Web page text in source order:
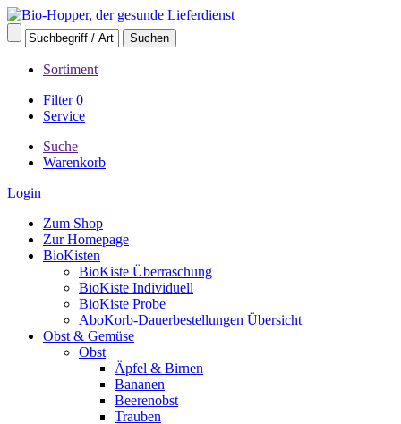
Sortiment
Filter0
Service
Suche
Warenkorb
Login
Zum Shop
Zur Homepage
BioKisten
BioKiste Überraschung
BioKiste Individuell
BioKiste Probe
AboKorb-Dauerbestellungen Übersicht
Obst & Gemüse
Obst
Äpfel & Birnen
Bananen
Beerenobst
Trauben